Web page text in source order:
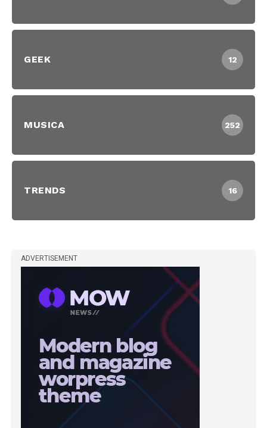
GEEK 12
MUSICA 252
TRENDS 16
ADVERTISEMENT